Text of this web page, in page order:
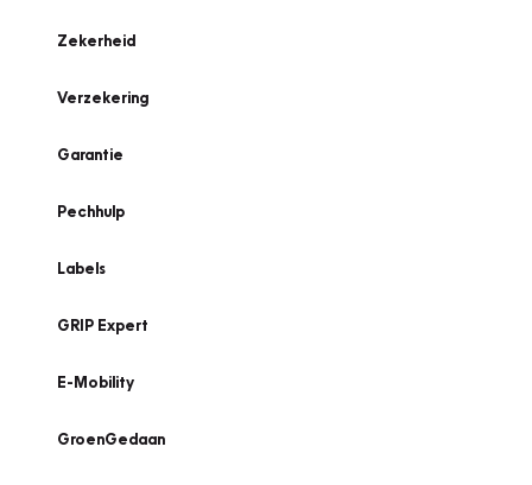
Zekerheid
Verzekering
Garantie
Pechhulp
Labels
GRIP Expert
E-Mobility
GroenGedaan